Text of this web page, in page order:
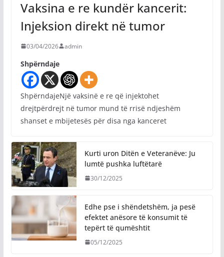
Vaksina e re kundër kancerit:
Injeksion direkt në tumor
03/04/2026 admin
Shpërndaje
ShpërndajeNjë vaksinë e re që injektohet
drejtpërdrejt në tumor mund të rrisë ndjeshëm
shanset e mbijetesës për disa nga kanceret
Kurti uron Ditën e Veteranëve: Ju
lumtë pushka luftëtarë
30/12/2025
Edhe pse i shëndetshëm, ja pesë
efektet anësore të konsumit të
tepërt të qumështit
05/12/2025